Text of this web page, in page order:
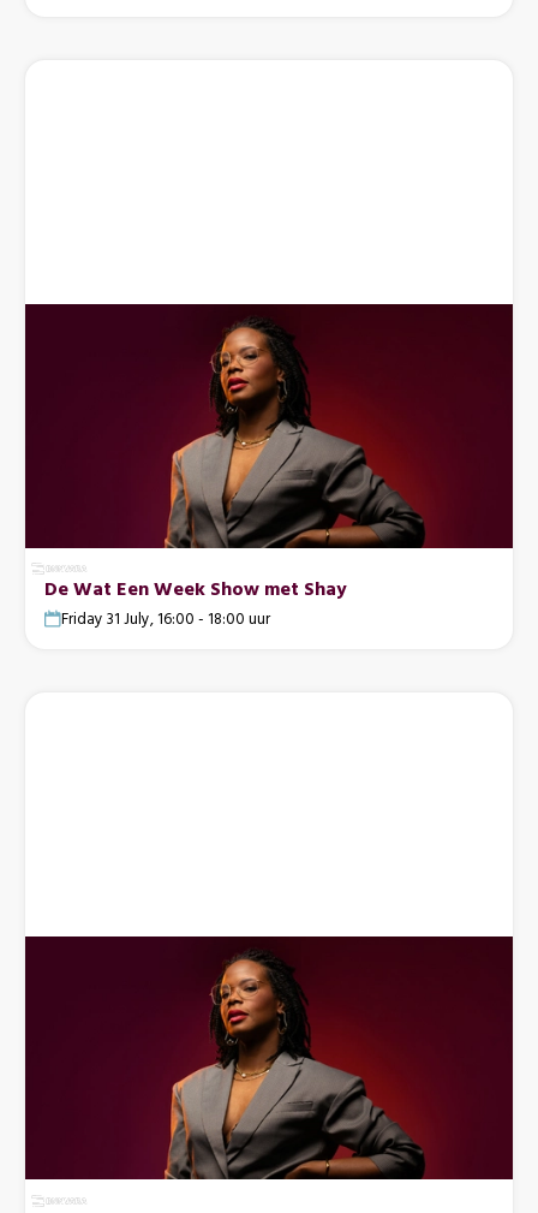
De Wat Een Week Show met Shay
Friday 31 July, 16:00 - 18:00 uur